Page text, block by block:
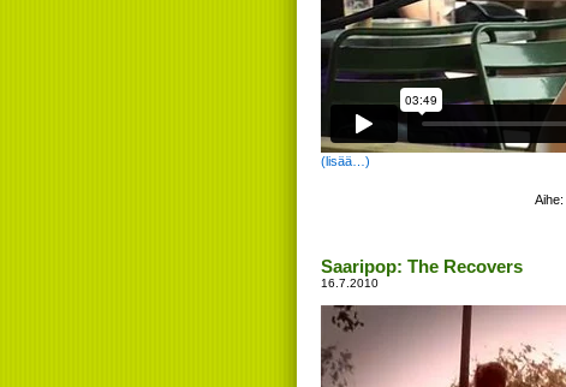
(lisää…)
Aihe:
Saaripop: The Recovers
16.7.2010